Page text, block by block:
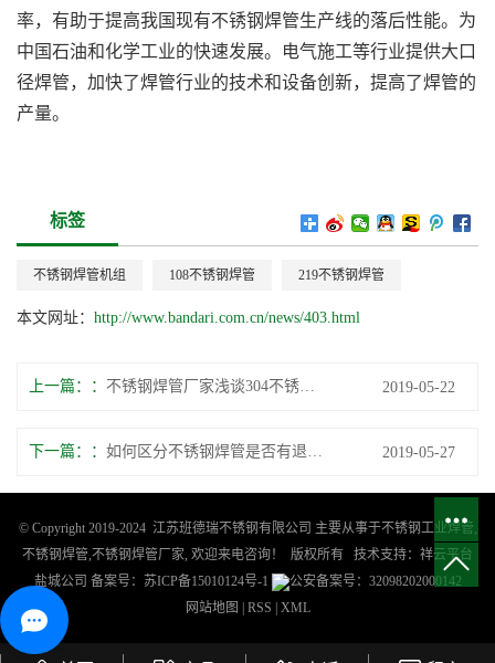
率，有助于提高我国现有不锈钢焊管生产线的落后性能。为
中国石油和化学工业的快速发展。电气施工等行业提供大口
径焊管，加快了焊管行业的技术和设备创新，提高了焊管的
产量。
标签
不锈钢焊管机组 108不锈钢焊管 219不锈钢焊管
本文网址： http://www.bandari.com.cn/news/403.html
上一篇： 2019-05-22
下一篇： 2019-05-27
© Copyright 2019-2024 江苏班德瑞不锈钢有限公司 主要从事于不锈钢工业焊管,
不锈钢焊管,不锈钢焊管厂家, 欢迎来电咨询！ 版权所有 技术支持： 祥云平台
盐城公司 备案号： 苏ICP备15010124号-1
公安备案号：32098202000142
网站地图
RSS XML